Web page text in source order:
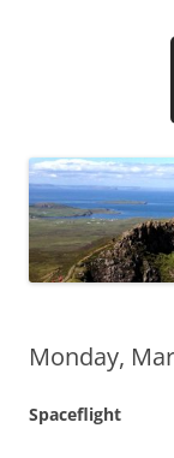
Monday,
Spaceflight